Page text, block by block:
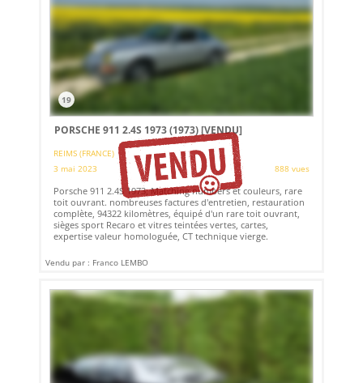
19
PORSCHE 911 2.4S 1973 (1973)[VENDU]
REIMS (FRANCE)
3 mai 2023
888 vues
Porsche 911 2.4S 1973, Matching numbers et couleurs, rare
toit ouvrant. nombreuses factures d'entretien, restauration
complète, 94322 kilomètres, équipé d'un rare toit ouvrant,
sièges sport Recaro et vitres teintées vertes, cartes,
expertise valeur homologuée, CT technique vierge.
Vendu par : Franco LEMBO